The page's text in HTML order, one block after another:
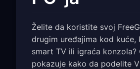
Želite da koristite svoj
drugim uređajima kod kuće,
smart TV ili igraća konzola?
pokazuje kako da podelite